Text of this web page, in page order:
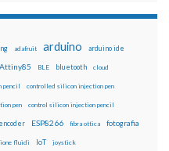
adafruit arduino arduino ide
Attiny85 BLE bluetooth cloud
pencil controlled silicon injection pen
pen control silicon injection pencil
encoder ESP8266 fibra ottica fotografia
fluidi IoT joystick